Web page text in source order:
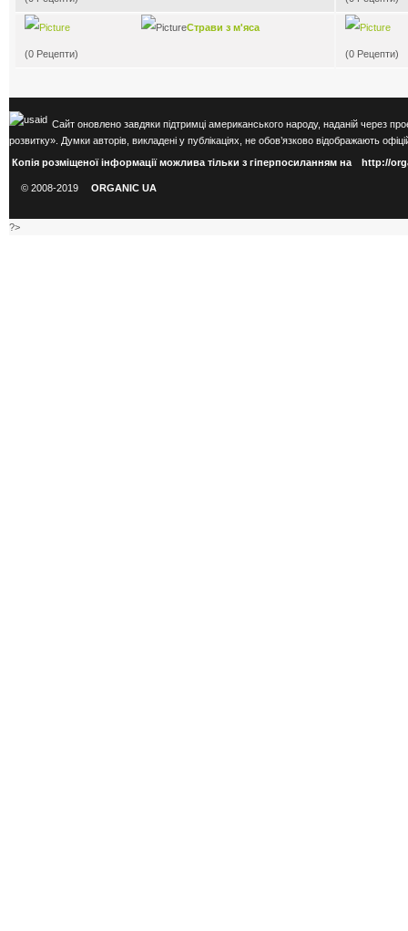
Страви з м'яса
(0 Рецепти) (0 Рецепти)
Сайт оновлено завдяки підтримці американського народу, наданій через
розвитку». Думки авторів, викладені у публікаціях, не обов’язково відображають
Копія розміщеної інформації можлива тільки з гіперпосиланням на
http://
© 2008-2019 ORGANIC UA
?>